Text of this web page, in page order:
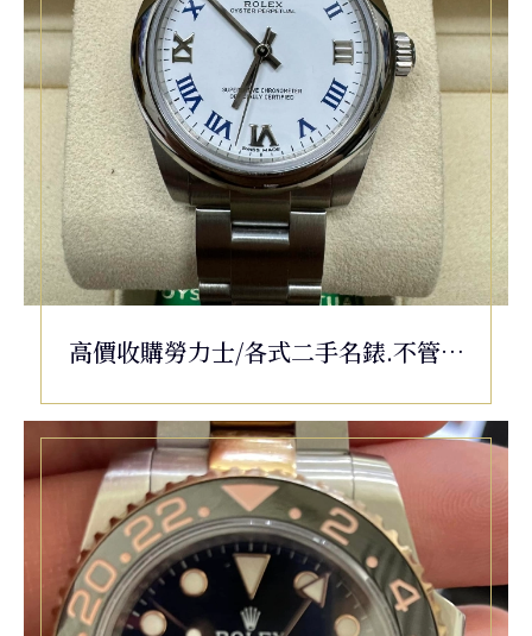
高價收購勞力士/各式二手名錶.不管是